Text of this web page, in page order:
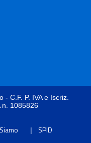
C.F. P. IVA e Iscriz.
n. 1085826
SPID